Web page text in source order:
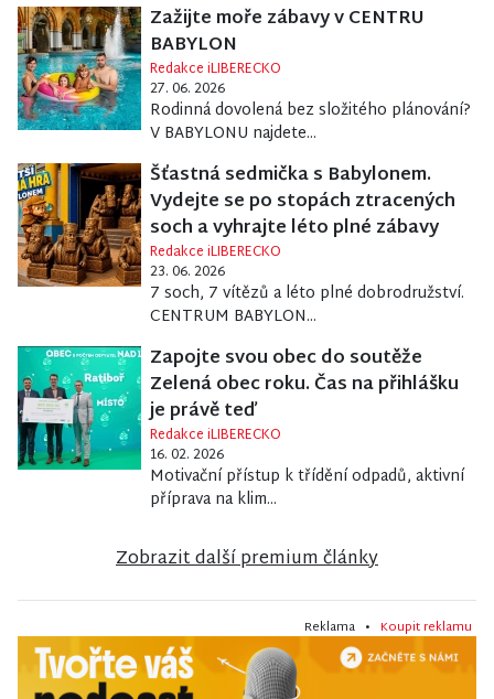
Zažijte moře zábavy v CENTRU
BABYLON
Redakce iLIBERECKO
27. 06. 2026
Rodinná dovolená bez složitého plánování?
V BABYLONU najdete...
Šťastná sedmička s Babylonem.
Vydejte se po stopách ztracených
soch a vyhrajte léto plné zábavy
Redakce iLIBERECKO
23. 06. 2026
7 soch, 7 vítězů a léto plné dobrodružství.
CENTRUM BABYLON...
Zapojte svou obec do soutěže
Zelená obec roku. Čas na přihlášku
je právě teď
Redakce iLIBERECKO
16. 02. 2026
Motivační přístup k třídění odpadů, aktivní
příprava na klim...
Zobrazit další premium články
Reklama • Koupit reklamu